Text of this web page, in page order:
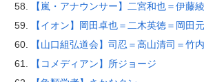
【嵐・アナウンサー】二宮和也＝伊藤
【イオン】岡田卓也＝二木英徳＝岡田
【山口組弘道会】司忍＝高山清司＝竹
【コメディアン】所ジョージ